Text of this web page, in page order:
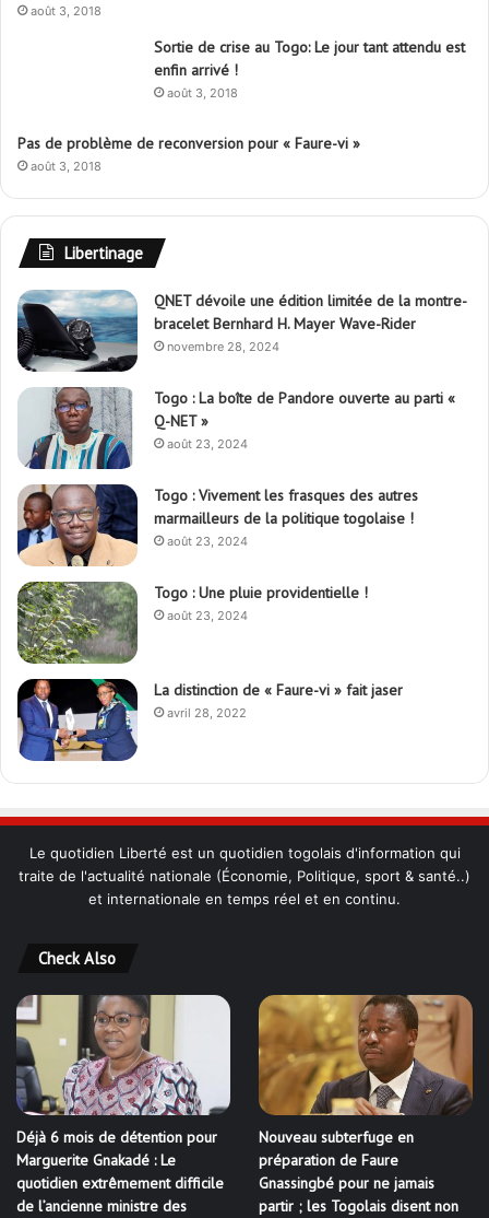
août 3, 2018
Sortie de crise au Togo: Le jour tant attendu est
enfin arrivé !
août 3, 2018
Pas de problème de reconversion pour « Faure-vi »
août 3, 2018
Libertinage
QNET dévoile une édition limitée de la montre-
bracelet Bernhard H. Mayer Wave-Rider
novembre 28, 2024
Togo : La boîte de Pandore ouverte au parti «
Q-NET »
août 23, 2024
Togo : Vivement les frasques des autres
marmailleurs de la politique togolaise !
août 23, 2024
Togo : Une pluie providentielle !
août 23, 2024
La distinction de « Faure-vi » fait jaser
avril 28, 2022
Le quotidien Liberté est un quotidien togolais d'information qui
traite de l'actualité nationale (Économie, Politique, sport & santé..)
et internationale en temps réel et en continu.
Check Also
Déjà 6 mois de détention pour
Marguerite Gnakadé : Le
quotidien extrêmement difficile
de l’ancienne ministre des
Nouveau subterfuge en
préparation de Faure
Gnassingbé pour ne jamais
partir ; les Togolais disent non